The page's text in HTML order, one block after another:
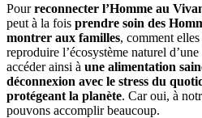
Pourreconnecter l’Homme au
peut à la fois prendre soin des
montrer aux familles, comment
reproduire l’écosystème naturel
accéder ainsi à une alimentation
déconnexion avec le stress du
protégeant la planète. Car oui, à
pouvons accomplir beaucoup.